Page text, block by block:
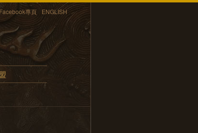
Facebook專頁 ENGLISH